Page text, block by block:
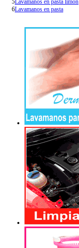
5Lavamanos en pasta limon
6Lavamanos en pasta